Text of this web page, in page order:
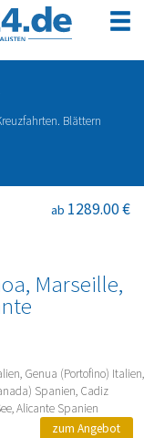
Blättern
Marseille,
ab 1289.00 €
Genua (Portofino) Italien,
Spanien, Cadiz
Alicante Spanien
zum Angebot